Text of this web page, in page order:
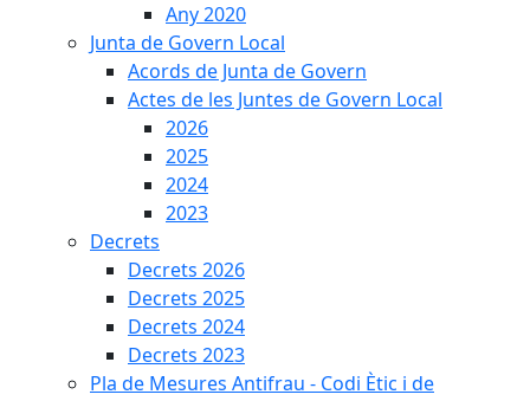
Any 2020
Junta de Govern Local
Acords de Junta de Govern
Actes de les Juntes de Govern Local
2026
2025
2024
2023
Decrets
Decrets 2026
Decrets 2025
Decrets 2024
Decrets 2023
Pla de Mesures Antifrau - Codi Ètic i de